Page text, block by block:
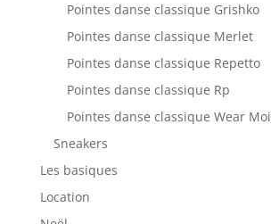
Pointes danse classique Grishko
Pointes danse classique Merlet
Pointes danse classique Repetto
Pointes danse classique Rp
Pointes danse classique Wear Moi
Sneakers
Les basiques
Location